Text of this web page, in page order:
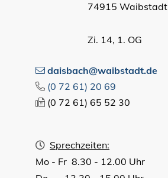
74915 Waibstadt
Zi. 14, 1. OG
daisbach@waibstadt.de
(0 72 61) 20 69
(0 72 61) 65 52 30
Sprechzeiten:
Mo - Fr 8.30 - 12.00 Uhr